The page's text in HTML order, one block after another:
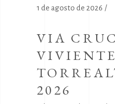
1 de agosto de 2026
VIA
2026